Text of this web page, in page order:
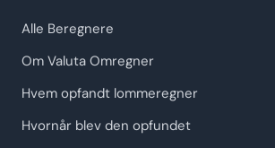
Alle Beregnere
Om Valuta Omregner
Hvem opfandt lommeregner
Hvornår blev den opfundet